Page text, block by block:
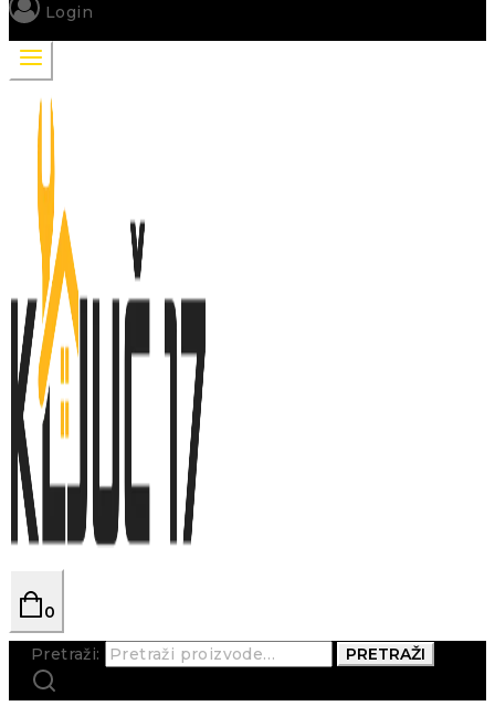
Login
0
Pretraži: PRETRAŽI